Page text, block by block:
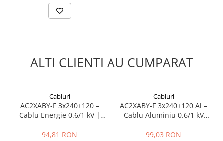
PVC industrial
Parametri Electrici
Curent admisibil aproximativ:
185 mm² Al:
315–360 A în sol
95 mm² Al:
ALTI CLIENTI AU CUMPARAT
Cabluri
AC2XABY-F 3x240+120 –
Cablu Energie 0.6/1 kV |
Armură Oțel + PVC
94,81 RON
Cabluri
AC2XABY-F 3x240+120 Al –
Cablu Aluminiu 0.6/1 kV
99,03 RON